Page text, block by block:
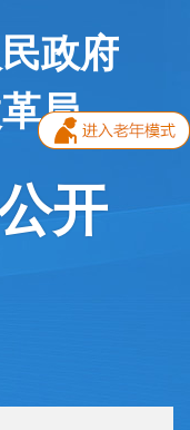
政府
局
开